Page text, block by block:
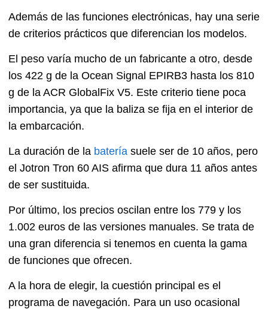
Además de las funciones electrónicas, hay una serie
de criterios prácticos que diferencian los modelos.
El peso varía mucho de un fabricante a otro, desde
los 422 g de la Ocean Signal EPIRB3 hasta los 810
g de la ACR GlobalFix V5. Este criterio tiene poca
importancia, ya que la baliza se fija en el interior de
la embarcación.
La duración de la batería suele ser de 10 años, pero
el Jotron Tron 60 AIS afirma que dura 11 años antes
de ser sustituida.
Por último, los precios oscilan entre los 779 y los
1.002 euros de las versiones manuales. Se trata de
una gran diferencia si tenemos en cuenta la gama
de funciones que ofrecen.
A la hora de elegir, la cuestión principal es el
programa de navegación. Para un uso ocasional